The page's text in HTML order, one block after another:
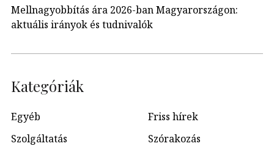
Mellnagyobbítás ára 2026-ban Magyarországon:
aktuális irányok és tudnivalók
Kategóriák
Egyéb
Friss hírek
Szolgáltatás
Szórakozás